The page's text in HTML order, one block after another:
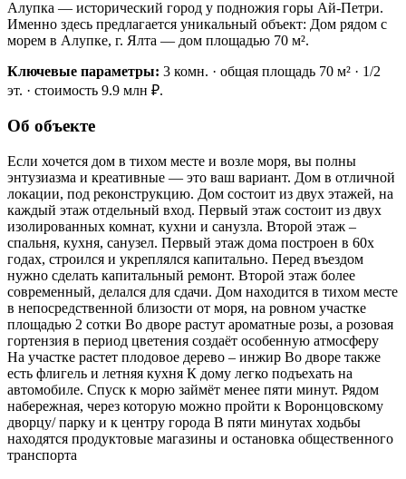
Алупка — исторический город у подножия горы Ай-Петри.
Именно здесь предлагается уникальный объект: Дом рядом с
морем в Алупке, г. Ялта — дом площадью 70 м².
Ключевые параметры: 3 комн. · общая площадь 70 м² · 1/2
эт. · стоимость 9.9 млн ₽.
Об объекте
Если хочется дом в тихом месте и возле моря, вы полны
энтузиазма и креативные — это ваш вариант. Дом в отличной
локации, под реконструкцию. Дом состоит из двух этажей, на
каждый этаж отдельный вход. Первый этаж состоит из двух
изолированных комнат, кухни и санузла. Второй этаж –
спальня, кухня, санузел. Первый этаж дома построен в 60х
годах, строился и укреплялся капитально. Перед въездом
нужно сделать капитальный ремонт. Второй этаж более
современный, делался для сдачи. Дом находится в тихом месте
в непосредственной близости от моря, на ровном участке
площадью 2 сотки Во дворе растут ароматные розы, а розовая
гортензия в период цветения создаёт особенную атмосферу
На участке растет плодовое дерево – инжир Во дворе также
есть флигель и летняя кухня К дому легко подъехать на
автомобиле. Спуск к морю займёт менее пяти минут. Рядом
набережная, через которую можно пройти к Воронцовскому
дворцу/ парку и к центру города В пяти минутах ходьбы
находятся продуктовые магазины и остановка общественного
транспорта